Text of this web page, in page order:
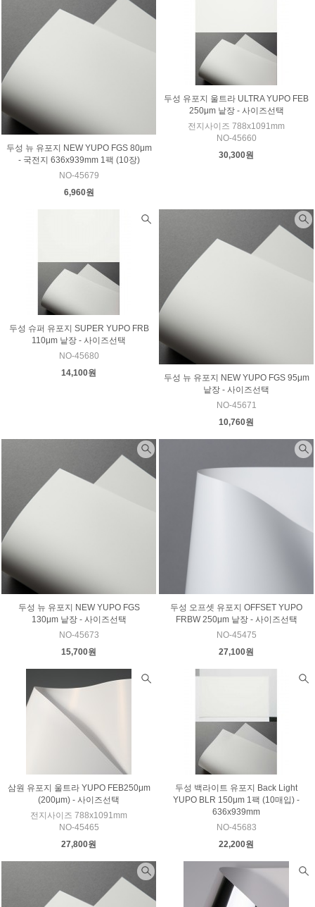
두성 뉴 유포지 NEW YUPO FGS 80μm
- 국전지 636x939mm 1팩 (10장)
NO-45679
6,960원
두성 유포지 울트라 ULTRA YUPO FEB
250μm 낱장 - 사이즈선택
전지사이즈 788x1091mm
NO-45660
30,300원
두성 슈퍼 유포지 SUPER YUPO FRB
110μm 낱장 - 사이즈선택
NO-45680
14,100원
두성 뉴 유포지 NEW YUPO FGS 95μm
낱장 - 사이즈선택
NO-45671
10,760원
두성 뉴 유포지 NEW YUPO FGS
130μm 낱장 - 사이즈선택
NO-45673
15,700원
두성 오프셋 유포지 OFFSET YUPO
FRBW 250μm 낱장 - 사이즈선택
NO-45475
27,100원
삼원 유포지 울트라 YUPO FEB250μm
(200μm) - 사이즈선택
전지사이즈 788x1091mm
NO-45465
27,800원
두성 백라이트 유포지 Back Light
YUPO BLR 150μm 1팩 (10매입) -
636x939mm
NO-45683
22,200원